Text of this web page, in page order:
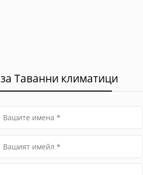
за Таванни климатици